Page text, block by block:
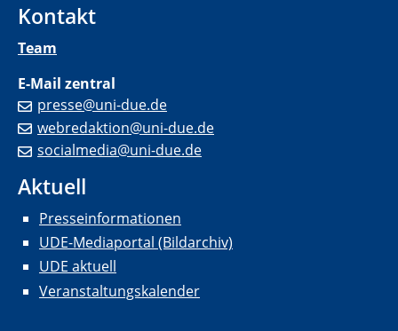
Kontakt
Team
E-Mail zentral
presse@uni-due.de
webredaktion@uni-due.de
socialmedia@uni-due.de
Aktuell
Presseinformationen
UDE-Mediaportal (Bildarchiv)
UDE aktuell
Veranstaltungskalender